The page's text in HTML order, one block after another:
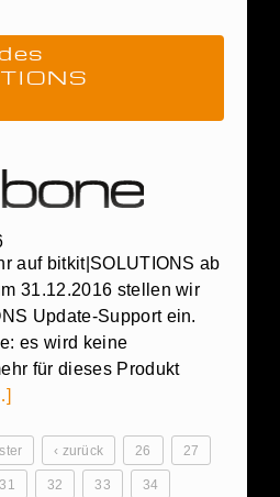
auf bitkit|SOLUTIONS ab
31.12.2016 stellen wir
Update-Support ein.
es wird keine
für dieses Produkt
‹ zurück 26 27
31 32 33 34